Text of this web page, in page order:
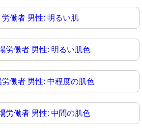
労働者 男性: 明るい肌
労働者 男性: 明るい肌色
労働者 男性: 中程度の肌色
労働者 男性: 中間の肌色